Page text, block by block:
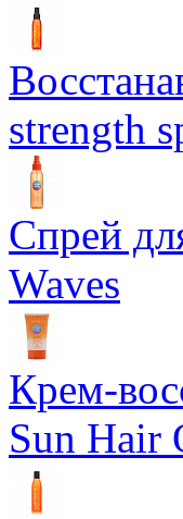
strength
Спрей
Waves
Крем-
Sun Hair